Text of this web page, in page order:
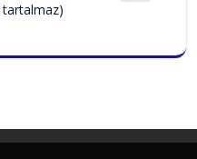
tartalmaz)